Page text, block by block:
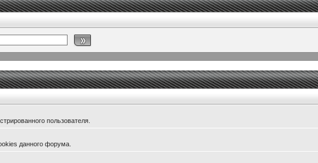
пользователя.
данного форума.